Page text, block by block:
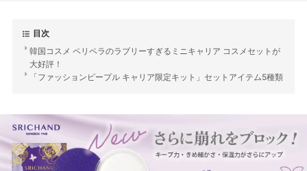
目次
韓国コスメ ペリペラのラブリーすぎるミニキャリア コスメセットが
大好評！
「ファッションピープル キャリア限定キット」セットアイテム5種類